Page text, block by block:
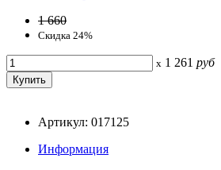
1 660
Скидка 24%
x 1 261 руб
Артикул: 017125
Информация